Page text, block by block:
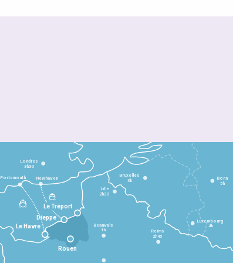
Le Havre
Dieppe
Le Tréport
Beauvais
1h Reims
2h45
Lille
2h30
Bruxelles
3h
Londres
3h30
Newhaven
Portsmouth Bonn
5h
Luxembourg
4h
Rouen